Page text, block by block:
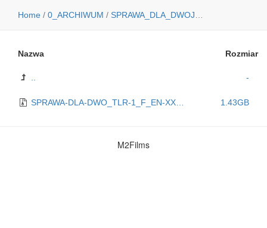
Home / 0_ARCHIWUM / SPRAWA_DLA_DWOJGA
Nazwa Rozmiar
-
SPRAWA-DLA-DWO_TLR-1_F_EN-XX_PL_51_2K_20140806_MP_OV.zip 1.43GB
M2Films